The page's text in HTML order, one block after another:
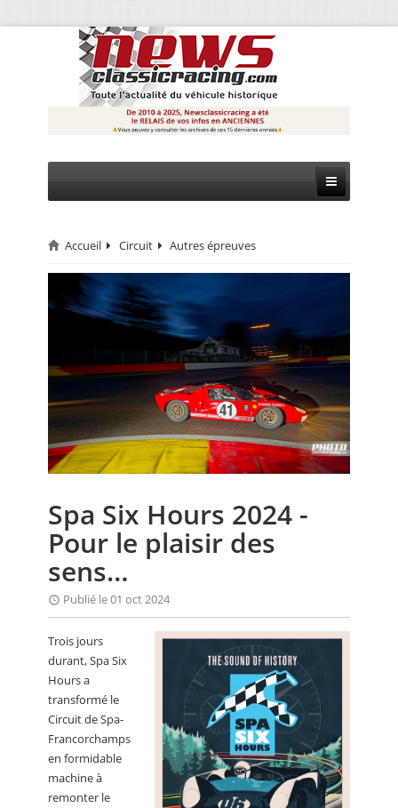
CIRCUIT
RALLYE
EVÈNEMENTS
CALENDRIER
FOCUS
ANNUAIRES
PETITES ANNONCES
Accueil Circuit Autres épreuves
Spa Six Hours 2024 -
Pour le plaisir des
sens…
Publié le 01 oct 2024
Trois jours
durant, Spa Six
Hours a
transformé le
Circuit de Spa-
Francorchamps
en formidable
machine à
remonter le